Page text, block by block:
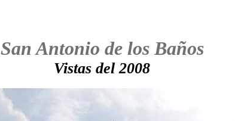
San Antonio de los Baños
Vistas del 2008